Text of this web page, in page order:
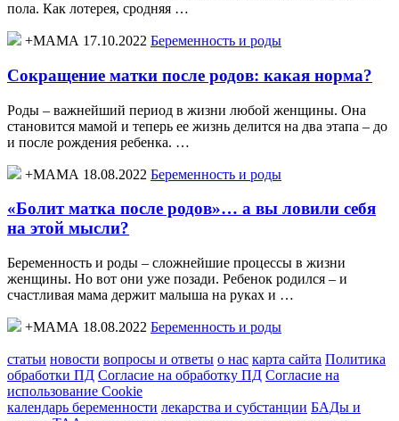
пола. Как лотерея, сродняя …
+МАМА 17.10.2022 Беременность и роды
Сокращение матки после родов: какая норма?
Роды – важнейший период в жизни любой женщины. Она
становится мамой и теперь ее жизнь делится на два этапа – до
и после рождения ребенка. …
+МАМА 18.08.2022 Беременность и роды
«Болит матка после родов»… а вы ловили себя
на этой мысли?
Беременность и роды – сложнейшие процессы в жизни
женщины. Но вот они уже позади. Ребенок родился – и
счастливая мама держит малыша на руках и …
+МАМА 18.08.2022 Беременность и роды
статьи новости вопросы и ответы о нас карта сайта Политика
обработки ПД Согласие на обработку ПД Согласие на
использование Cookie
календарь беременности лекарства и субстанции БАДы и